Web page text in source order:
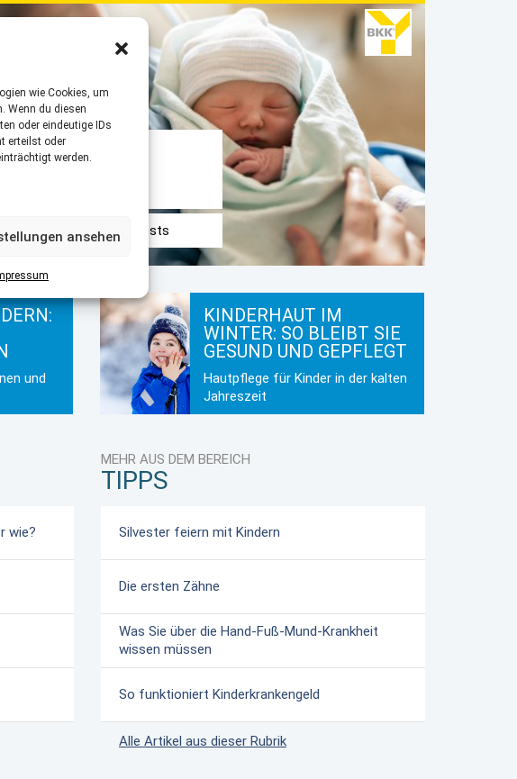
wie Cookies, um
Wenn du diesen
oder eindeutige IDs
erteilst oder
werden.
ansehen
und Ablauf des Tests
und
KINDERHAUT IM
WINTER: SO BLEIBT SIE
GESUND UND GEPFLEGT
Hautpflege für Kinder in der kalten
Jahreszeit
wie?
MEHR AUS DEM BEREICH
TIPPS
Silvester feiern mit Kindern
Die ersten Zähne
Was Sie über die Hand-Fuß-Mund-Krankheit
wissen müssen
So funktioniert Kinderkrankengeld
Alle Artikel aus dieser Rubrik